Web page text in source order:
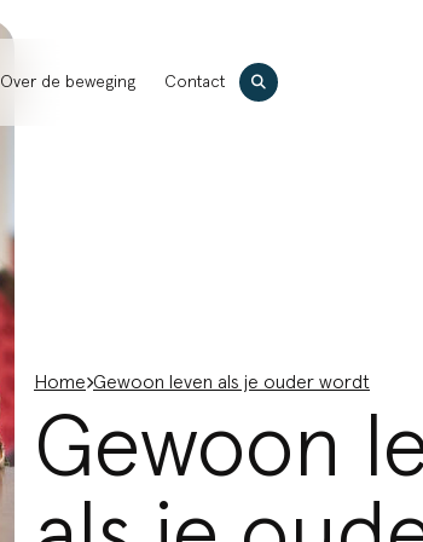
Over de beweging Contact
Home Gewoon leven als je ouder wordt
Gewoon